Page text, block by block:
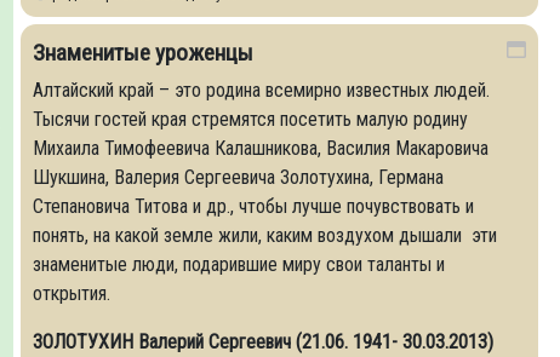
Знаменитые уроженцы
Алтайский край – это родина всемирно известных людей.
Тысячи гостей края стремятся посетить малую родину
Михаила Тимофеевича Калашникова, Василия Макаровича
Шукшина, Валерия Сергеевича Золотухина, Германа
Степановича Титова и др., чтобы лучше почувствовать и
понять, на какой земле жили, каким воздухом дышали эти
знаменитые люди, подарившие миру свои таланты и
открытия.
ЗОЛОТУХИН Валерий Сергеевич (21.06. 1941- 30.03.2013)